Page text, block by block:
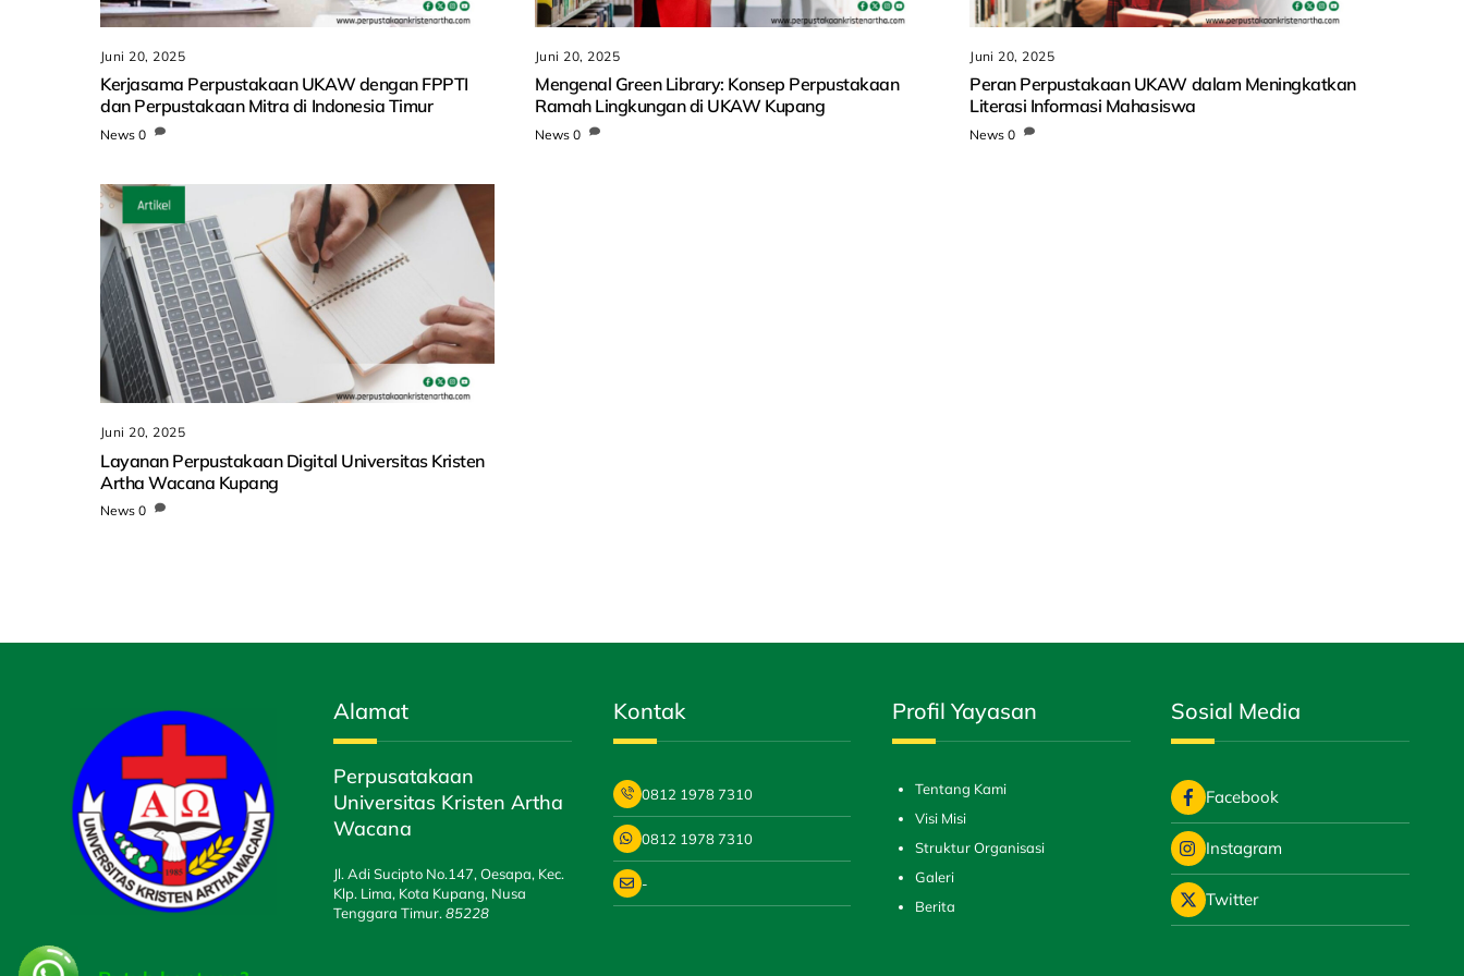
Juni 20, 2025
Kerjasama Perpustakaan UKAW dengan FPPTI
dan Perpustakaan Mitra di Indonesia Timur
News 0
Juni 20, 2025
Mengenal Green Library: Konsep Perpustakaan
Ramah Lingkungan di UKAW Kupang
News 0
Juni 20, 2025
Peran Perpustakaan UKAW dalam Meningkatkan
Literasi Informasi Mahasiswa
News 0
Juni 20, 2025
Layanan Perpustakaan Digital Universitas Kristen
Artha Wacana Kupang
News 0
Alamat
Perpusatakaan
Universitas Kristen Artha
Wacana
Jl. Adi Sucipto No.147, Oesapa, Kec.
Klp. Lima, Kota Kupang, Nusa
Tenggara Timur.85228
Kontak
0812 1978 7310
0812 1978 7310
-
Profil Yayasan
Tentang Kami
Visi Misi
Struktur Organisasi
Galeri
Berita
Sosial Media
Facebook
Instagram
Twitter